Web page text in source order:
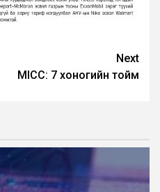
Next
MICC: 7 хоногийн тойм